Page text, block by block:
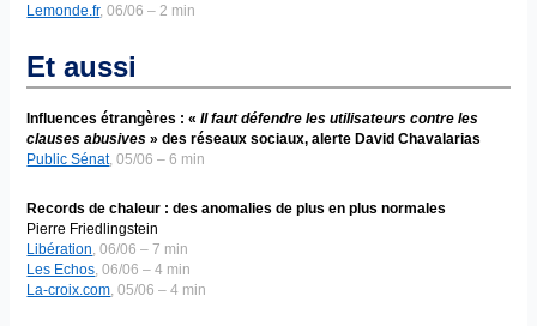
Lemonde.fr, 06/06 – 2 min
Et aussi
Influences étrangères : « Il faut défendre les utilisateurs contre les
clauses abusives» des réseaux sociaux, alerte David Chavalarias
Public Sénat, 05/06 – 6 min
Records de chaleur : des anomalies de plus en plus normales
Pierre Friedlingstein
Libération , 06/06 – 7 min
Les Echos , 06/06 – 4 min
La-croix.com , 05/06 – 4 min